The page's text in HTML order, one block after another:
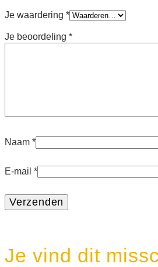
Je waardering *
Je beoordeling *
Naam *
E-mail *
Je vind dit